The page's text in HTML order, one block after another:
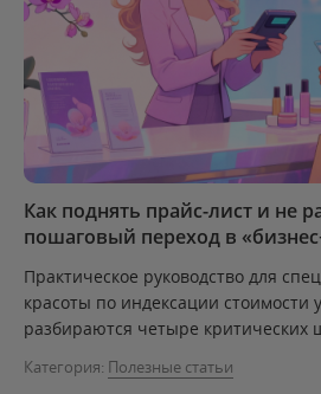
Как поднять прайс-лист и не
пошаговый переход в
Практическое руководство для
красоты по индексации стоимости
разбираются четыре критических
Категория: Полезные статьи